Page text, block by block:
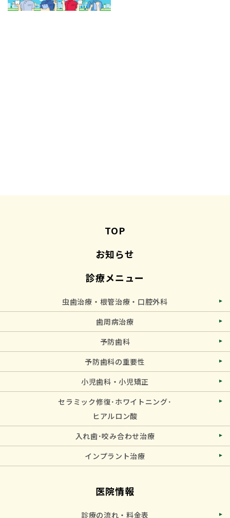
TOP
お知らせ
診療メニュー
虫歯治療・根管治療・口腔外科
歯周病治療
予防歯科
予防歯科の重要性
小児歯科・小児矯正
セラミック修復･ホワイトニング･
ヒアルロン酸
入れ歯･咬み合わせ治療
インプラント治療
医院情報
診療の流れ・料金表